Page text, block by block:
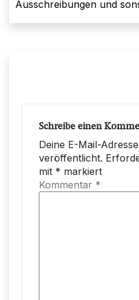
Ausschreibungen und
Schreibe einen
Deine E-Mail-
veröffentlicht.
mit * markiert
Kommentar *